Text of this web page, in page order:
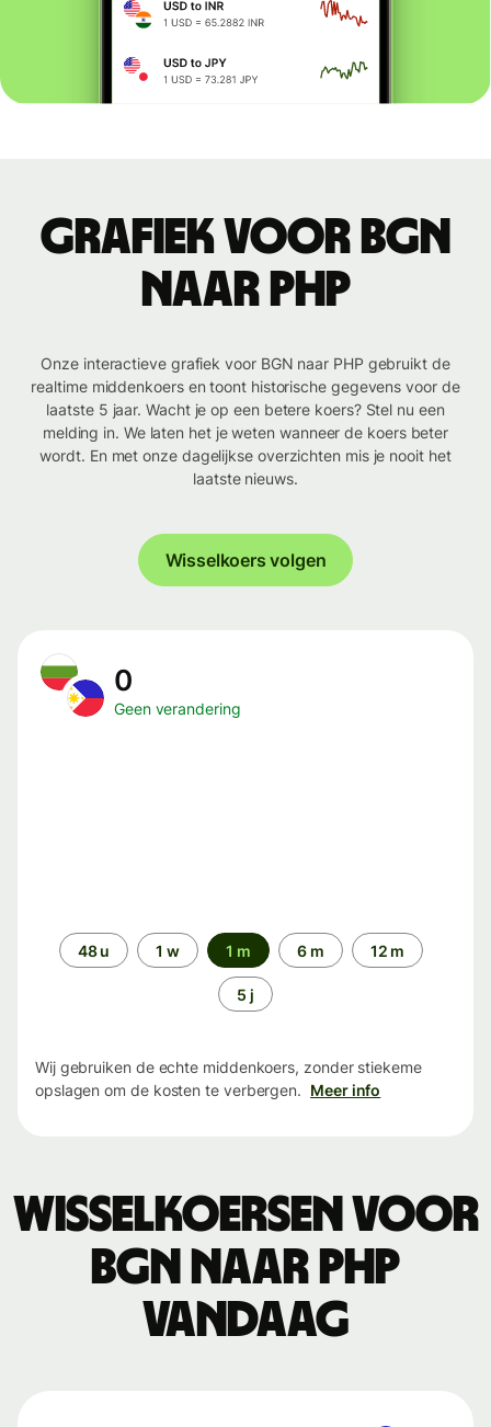
Grafiek voor BGN
naar PHP
Onze interactieve grafiek voor BGN naar PHP gebruikt de
realtime middenkoers en toont historische gegevens voor de
laatste 5 jaar. Wacht je op een betere koers? Stel nu een
melding in. We laten het je weten wanneer de koers beter
wordt. En met onze dagelijkse overzichten mis je nooit het
laatste nieuws.
Wisselkoers volgen
0
Geen verandering
Periode48 u 1 w 1 m 6 m 12 m
5 j
Wij gebruiken de echte middenkoers, zonder stiekeme
opslagen om de kosten te verbergen. Meer info
Wisselkoersen voor
BGN naar PHP
vandaag